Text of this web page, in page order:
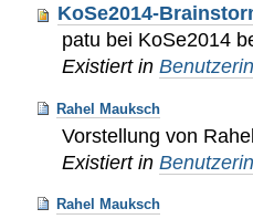
KoSe2014-
patu bei KoSe2014
Existiert in
Rahel Mauksch
Vorstellung von
Existiert in
Rahel Mauksch